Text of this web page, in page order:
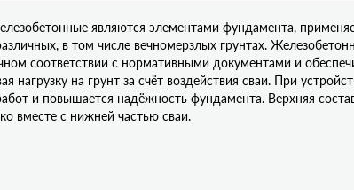
являются элементами фундамента,
в том числе вечномерзлых грунтах.
соответствии с нормативными документами и
нагрузку на грунт за счёт воздействия сваи. При
и повышается надёжность фундамента. Верхняя
вместе с нижней частью сваи.